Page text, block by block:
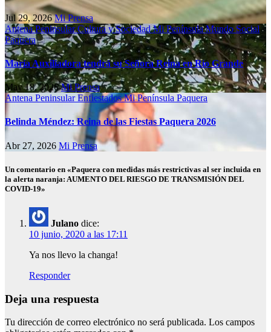
Jul 29, 2026Mi Prensa
Antena PeninsularCultura y SociedadMi PenínsulaMundo Social
Paquera
María Auxiliadora tendrá su Señora Reina en Río Grande
May 18, 2026Mi Prensa
Antena PeninsularEnfiestadosMi Península Paquera
Belinda Méndez: Reina de las Fiestas Paquera 2026
Abr 27, 2026 Mi Prensa
Un comentario en «Paquera con medidas más restrictivas al ser incluida en
la alerta naranja: AUMENTO DEL RIESGO DE TRANSMISIÓN DEL
COVID-19»
Julano dice:
10 junio, 2020 a las 17:11
Ya nos llevo la changa!
Responder
Deja una respuesta
Tu dirección de correo electrónico no será publicada. Los campos